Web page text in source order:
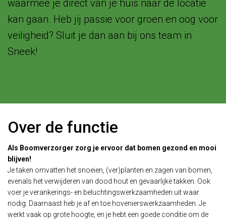
waarmee je direct van je huis naar de locatie
kan gaan. Heb jij passie voor groen en oog voor
veiligheid? Sluit je dan aan bij ons team in
Sneek!
Over de functie
Als Boomverzorger zorg je ervoor dat bomen gezond en mooi
blijven!
Je taken omvatten het snoeien, (ver)planten en zagen van bomen,
evenals het verwijderen van dood hout en gevaarlijke takken. Ook
voer je verankerings- en beluchtingswerkzaamheden uit waar
nodig. Daarnaast heb je af en toe hovenierswerkzaamheden. Je
werkt vaak op grote hoogte, en je hebt een goede conditie om de